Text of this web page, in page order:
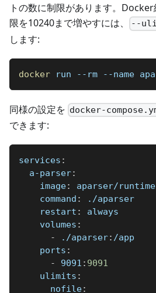
トの数に制限があります。
限を10240まで増やすには、
--
します:
docker run --rm --name
同様の設定を docker-
できます:
services :
a-parser:
image: aparser/runtime
command :
./aparser
restart :
always
volumes :
-
./aparser: /app
ports :
-
9091 : 9091
ulimits :
nofile: